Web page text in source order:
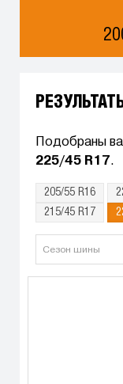
Подобраны
225/45 R17 .
205/55 R16
215/45 R17
Сезон шины